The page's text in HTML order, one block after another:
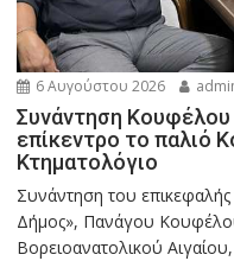
6 Αυγούστου 2026
Συνάντηση
επίκεντρο το παλιό
Κτηματολόγιο
Συνάντηση του
Δήμος», Πανάγου
Βορειοανατολικού